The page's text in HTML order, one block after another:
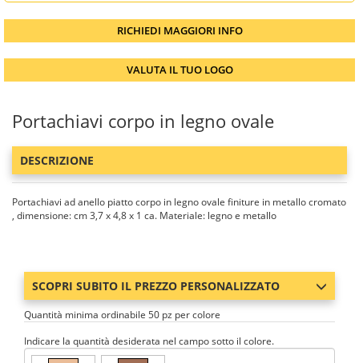
RICHIEDI MAGGIORI INFO
VALUTA IL TUO LOGO
Portachiavi corpo in legno ovale
DESCRIZIONE
Portachiavi ad anello piatto corpo in legno ovale finiture in metallo cromato
, dimensione: cm 3,7 x 4,8 x 1 ca. Materiale: legno e metallo
SCOPRI SUBITO IL PREZZO PERSONALIZZATO
Quantità minima ordinabile 50 pz per colore
Indicare la quantità desiderata nel campo sotto il colore.